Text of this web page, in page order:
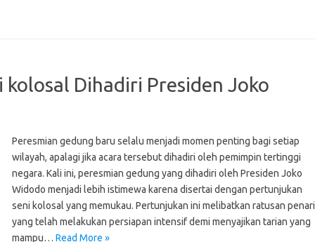
kolosal Dihadiri Presiden Joko
Peresmian gedung baru selalu menjadi momen penting bagi setiap
wilayah, apalagi jika acara tersebut dihadiri oleh pemimpin tertinggi
negara. Kali ini, peresmian gedung yang dihadiri oleh Presiden Joko
Widodo menjadi lebih istimewa karena disertai dengan pertunjukan
seni kolosal yang memukau. Pertunjukan ini melibatkan ratusan penari
yang telah melakukan persiapan intensif demi menyajikan tarian yang
mampu… Read More »